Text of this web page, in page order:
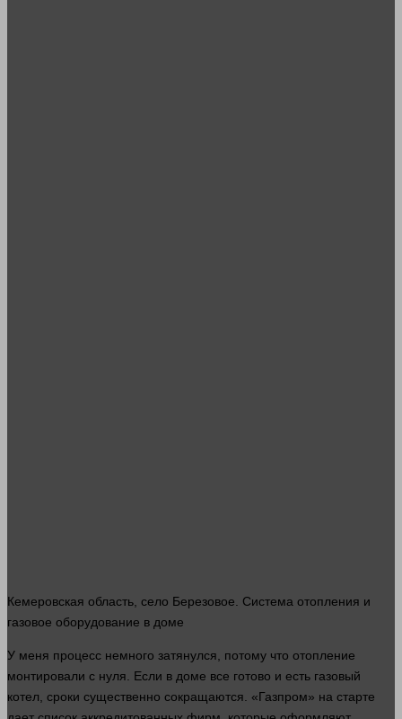
Кемеровская область, село Березовое. Система отопления и
газовое оборудование в доме
У меня процесс немного затянулся, потому что отопление
монтировали с нуля. Если в доме все готово и есть газовый
котел, сроки существенно сокращаются. «Газпром» на старте